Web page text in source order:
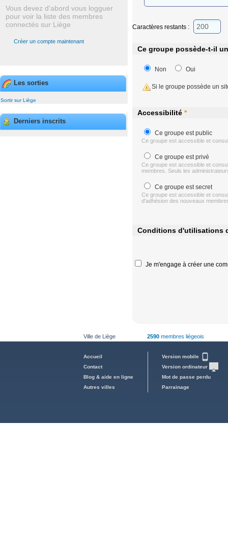
Vous devez d'abord vous logguer
pour voir la liste des membres
connectés sur Liège
Créer un compte maintenant
Les sorties
Sortir sur Liège
Derniers inscrits
Caractères restants :
Ce groupe possède-t-il
Non Oui
Si le groupe possède un
Accessibilité *
Ce groupe est public
Ce groupe est accessible et
Ce groupe est privé
Ce groupe est accessible et
membres. Seuls les
Ce groupe est secret
Ce groupe est accessible et
d'adhésion des nouveaux
Conditions d'utilisations
Je m'engage à créer une
Ville de Liège 2590 membres liégeois
Accueil
Contact
Blog & aide en ligne
Autres villes
Version mobile
Version ordinateur
Mot de passe perdu
Parrainage